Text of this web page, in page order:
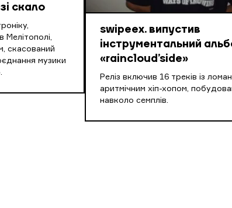
скало
Мелітополі,
скасований
музики
swipeex. випустив
інструментальний
«raincloud’side»
Реліз включив 16 треків із
аритмічним хіп-хопом,
навколо семплів.